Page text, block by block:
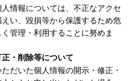
情報については、不正なアクセ
い、毀損等から保護するため危
管理・利用することに努めま
・削除等について
だいた個人情報の開示・修正・